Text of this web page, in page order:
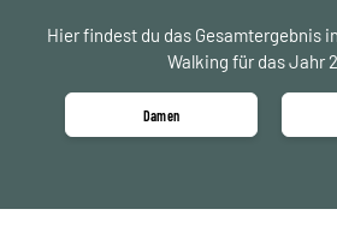
Hier findest du das Gesamtergebnis
Walking für das Jahr
Damen